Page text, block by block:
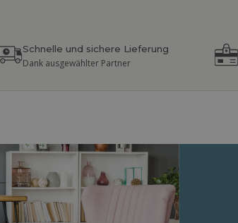
Schnelle und sichere Lieferung
Dank ausgewählter Partner